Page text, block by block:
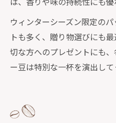
ウィンターシーズン限定の
トも多く、贈り物選びにも
切な方へのプレゼントにも
ー豆は特別な一杯を演出して